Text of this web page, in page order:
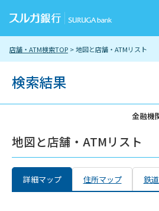
店舗・ATM検索TOP > 地図と店舗・ATMリスト
検索結果
金融機
地図と店舗・ATMリスト
詳細マップ 住所マップ 鉄